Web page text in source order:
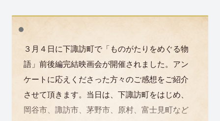
３月４日に下諏訪町で「ものがたりをめぐる物
語」前後編完結映画会が開催されました。アン
ケートに応えくださった方々のご感想をご紹介
させて頂きます。当日は、下諏訪町をはじめ、
岡谷市、諏訪市、茅野市、原村、富士見町など